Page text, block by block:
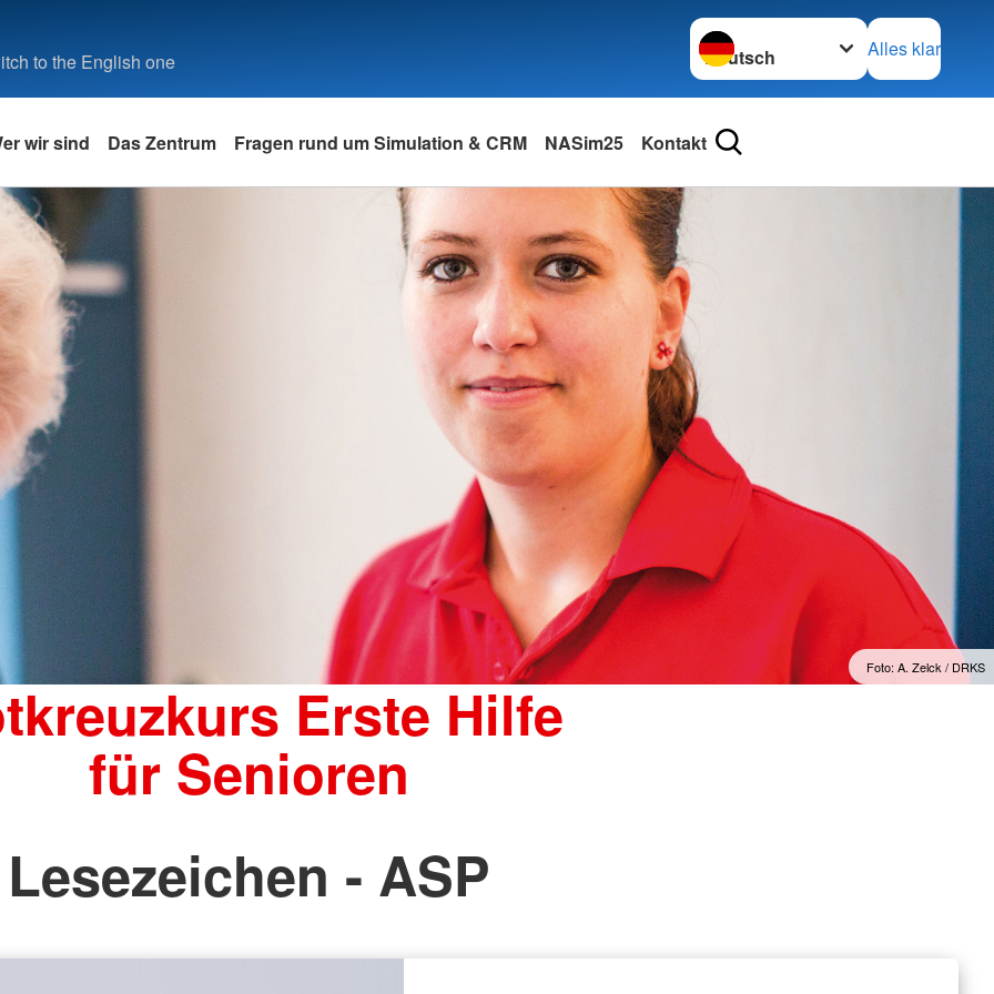
to the English one
Sprache wechseln zu
Alles klar
wir sind Das Zentrum Fragen rund um Simulation & CRM NASim25 Kontakt
Foto: A. Zelck / DRKS
Erste Hilfe
für Senioren
Lesezeichen - ASP